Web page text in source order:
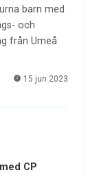
barn med
och
från Umeå
15 jun 2023
CP